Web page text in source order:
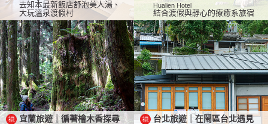
去知本最新飯店舒泡美人湯、
大玩溫泉渡假村
Hualien Hotel
結合渡假與靜心的療癒系旅宿
宜蘭旅遊｜循著檜木香探尋
台北旅遊｜在鬧區台北遇見